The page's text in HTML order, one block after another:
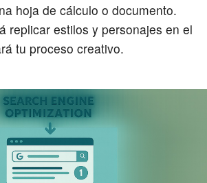
hoja de cálculo o documento.
replicar estilos y personajes en el
tu proceso creativo.